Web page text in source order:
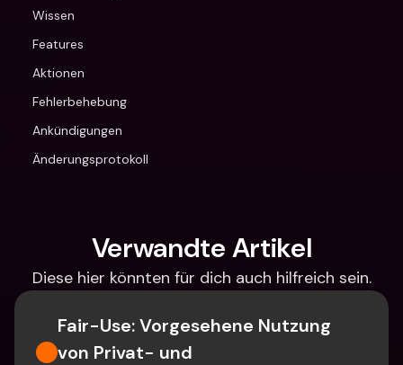
Wissen
Features
Aktionen
Fehlerbehebung
Ankündigungen
Änderungsprotokoll
Verwandte Artikel
Diese hier könnten für dich auch hilfreich sein.
Fair-Use: Vorgesehene Nutzung
von Privat- und